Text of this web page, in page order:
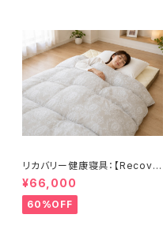
リカバリー健康寝具：【Recove
rion】リカバリオン羽毛掛け布団
プラウシオン®加工
¥66,000
60%OFF